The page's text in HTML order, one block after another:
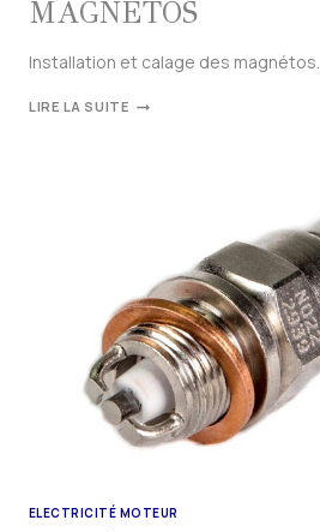
MAGNÉTOS
Installation et calage des magnétos.
LIRE LA SUITE
ELECTRICITÉ MOTEUR